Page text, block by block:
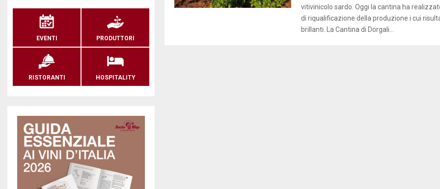
vitivinicolo sardo. Oggi la cantina ha
di riqualificazione della produzione i cui
brillanti. La Cantina di Dorgali...
EVENTI PRODUTTORI
RISTORANTI HOSPITALITY